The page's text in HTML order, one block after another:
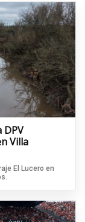
DPV
Villa
El Lucero en